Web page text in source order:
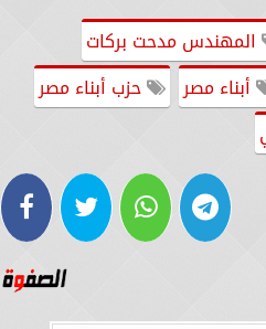
المهندس مدحت بركات
أبناء مصر
حزب أبناء مصر